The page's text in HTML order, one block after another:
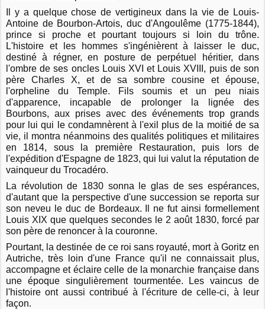
Il y a quelque chose de vertigineux dans la vie de Louis-
Antoine de Bourbon-Artois, duc d'Angoulême (1775-1844),
prince si proche et pourtant toujours si loin du trône.
L'histoire et les hommes s'ingénièrent à laisser le duc,
destiné à régner, en posture de perpétuel héritier, dans
l'ombre de ses oncles Louis XVI et Louis XVIII, puis de son
père Charles X, et de sa sombre cousine et épouse,
l'orpheline du Temple. Fils soumis et un peu niais
d'apparence, incapable de prolonger la lignée des
Bourbons, aux prises avec des événements trop grands
pour lui qui le condamnèrent à l'exil plus de la moitié de sa
vie, il montra néanmoins des qualités politiques et militaires
en 1814, sous la première Restauration, puis lors de
l'expédition d'Espagne de 1823, qui lui valut la réputation de
vainqueur du Trocadéro.
La révolution de 1830 sonna le glas de ses espérances,
d'autant que la perspective d'une succession se reporta sur
son neveu le duc de Bordeaux. Il ne fut ainsi formellement
Louis XIX que quelques secondes le 2 août 1830, forcé par
son père de renoncer à la couronne.
Pourtant, la destinée de ce roi sans royauté, mort à Goritz en
Autriche, très loin d'une France qu'il ne connaissait plus,
accompagne et éclaire celle de la monarchie française dans
une époque singulièrement tourmentée. Les vaincus de
l'histoire ont aussi contribué à l'écriture de celle-ci, à leur
façon.